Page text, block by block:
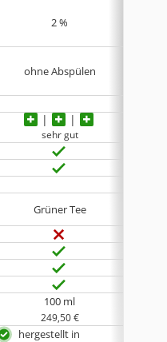
2 %
ohne Abspülen
sehr gut
Grüner Tee
100 ml
249,50 €
hergestellt in